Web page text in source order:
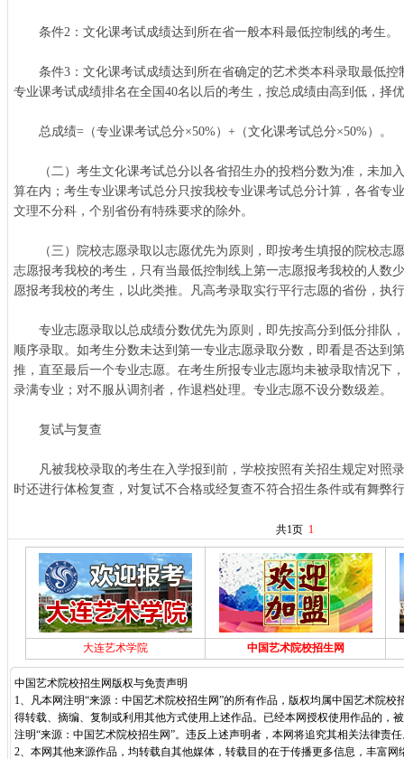
条件2：文化课考试成绩达到所在省一般本科最低控制线的考生。
条件3：文化课考试成绩达到所在省确定的艺术类本科录取最低控
专业课考试成绩排名在全国40名以后的考生，按总成绩由高到低，择
总成绩=（专业课考试总分×50%）+（文化课考试总分×50%）。
（二）考生文化课考试总分以各省招生办的投档分数为准，未加
算在内；考生专业课考试总分只按我校专业课考试总分计算，各省专
文理不分科，个别省份有特殊要求的除外。
（三）院校志愿录取以志愿优先为原则，即按考生填报的院校志
志愿报考我校的考生，只有当最低控制线上第一志愿报考我校的人数
愿报考我校的考生，以此类推。凡高考录取实行平行志愿的省份，执
专业志愿录取以总成绩分数优先为原则，即先按高分到低分排队
顺序录取。如考生分数未达到第一专业志愿录取分数，即看是否达到
推，直至最后一个专业志愿。在考生所报专业志愿均未被录取情况下
录满专业；对不服从调剂者，作退档处理。专业志愿不设分数级差。
复试与复查
凡被我校录取的考生在入学报到前，学校按照有关招生规定对照
时还进行体检复查，对复试不合格或经复查不符合招生条件或有舞弊
共1页 1
大连艺术学院 中国艺术院校招生网
中国艺术院校招生网版权与免责声明
1、凡本网注明“来源：中国艺术院校招生网”的所有作品，版权均属中国艺术院校
得转载、摘编、复制或利用其他方式使用上述作品。已经本网授权使用作品的，
注明“来源：中国艺术院校招生网”。违反上述声明者，本网将追究其相关法律责
2、本网其他来源作品，均转载自其他媒体，转载目的在于传播更多信息，丰富